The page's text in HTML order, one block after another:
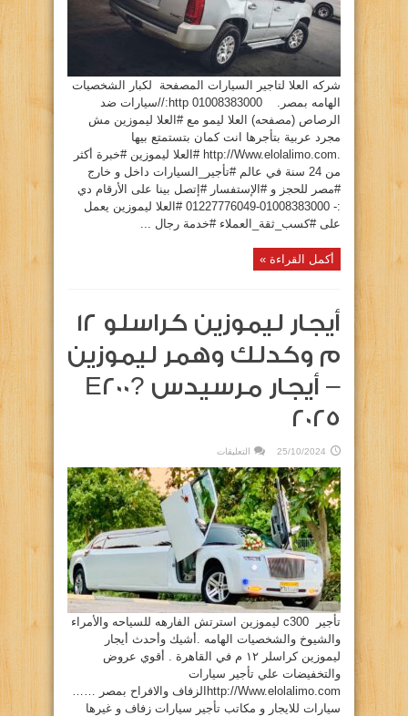
شركه العلا لتاجير السيارات المصفحة لكبار الشخصيات
الهامه بمصر. 01008383000 http://سيارات ضد
الرصاص (مصفحه) العلا ليمو مع #العلا ليموزين مش
مجرد عربية بتأجرها انت كمان بتستمتع بيها
.http://Www.elolalimo.com #العلا ليموزين #خبرة أكثر
من 24 سنة في عالم #تأجير_السيارات داخل و خارج
#مصر للحجز و #الإستفسار #إتصل بينا على الأرقام دي
:- 01008383000-01227776049 #العلا ليموزين يعمل
على #كسب_ثقة_العملاء #خدمة رجال ...
أكمل القراءة »
أيجار ليموزين كراسلو ١٢
م وكدلك وهمر ليموزين
– أيجار مرسيدس E200?
2025
25/10/2024 التعليقات
ليموزين
كراسلو
١٢
م
وكدلك
وهمر
ليموزين
–
أيجار
مرسيدس
E200?
2025
مغلقة
تأجير c300 ليموزين استرتش الفارهه للسياحه والأمراء
والشيوخ والشخصيات الهامه .أشيك وأحدث أيجار
ليموزين كراسلر ١٢ م في القاهرة . أقوي عروض
والتخفيضات علي تأجير سيارات
http://Www.elolalimo.comالزفاف والافراح بمصر ……
سيارات للايجار و مكاتب تأجير سيارات زفاف و غيرها